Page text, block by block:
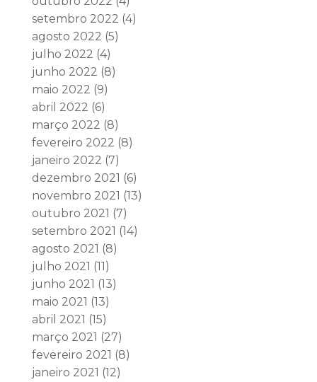
setembro 2022 (4)
agosto 2022 (5)
julho 2022 (4)
junho 2022 (8)
maio 2022 (9)
abril 2022 (6)
março 2022 (8)
fevereiro 2022 (8)
janeiro 2022 (7)
dezembro 2021 (6)
novembro 2021 (13)
outubro 2021 (7)
setembro 2021 (14)
agosto 2021 (8)
julho 2021 (11)
junho 2021 (13)
maio 2021 (13)
abril 2021 (15)
março 2021 (27)
fevereiro 2021 (8)
janeiro 2021 (12)